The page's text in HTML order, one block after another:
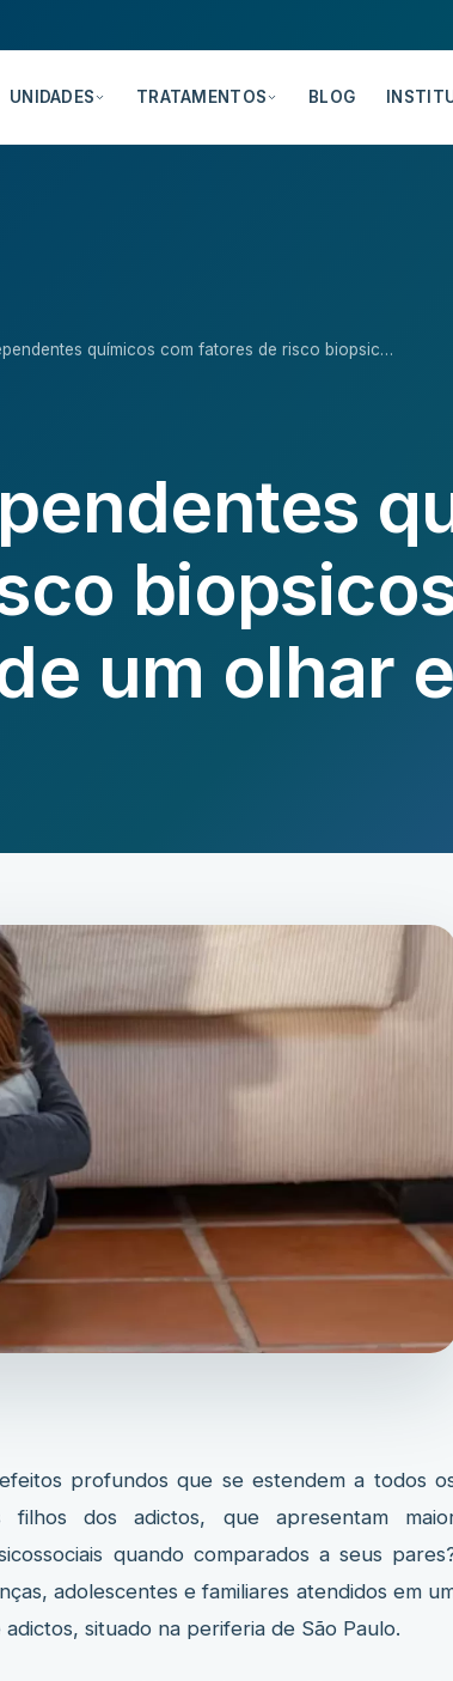
UNIDADES TRATAMENTOS BLOG
químicos com fatores de risco biopsic…
um olhar
profundos que se estendem a todos
filhos dos adictos, que apresentam
quando comparados a seus
adolescentes e familiares atendidos em
situado na periferia de São Paulo.